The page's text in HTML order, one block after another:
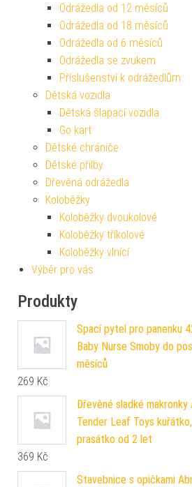
Odrážedla od 12 měsíců
Odrážedla od 18 měsíců
Odrážedla od 6 měsíců
Odrážedla se zvukem
Příslušenství k odrážedlům
Dětská vozidla
Dětská šlapací vozidla
Go kart
Dětské chrániče
Dětské přilby
Dřevěná odrážedla
Koloběžky
Koloběžky dvoukolové
Koloběžky tříkolové
Koloběžky vlnící
Výběr pro vás
Produkty
Spací pytel pro panenku
Baby Nurse Smoby do
měsíců
269 Kč
Dřevěné sladké makronky
Tender Leaf Toys
prasátko od 2 let
369 Kč
Stavebnice s opičkami